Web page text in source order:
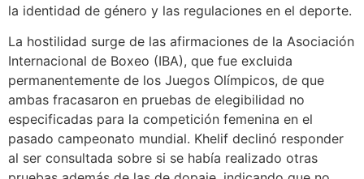
la identidad de género y las regulaciones en el deporte.
La hostilidad surge de las afirmaciones de la Asociación
Internacional de Boxeo (IBA), que fue excluida
permanentemente de los Juegos Olímpicos, de que
ambas fracasaron en pruebas de elegibilidad no
especificadas para la competición femenina en el
pasado campeonato mundial. Khelif declinó responder
al ser consultada sobre si se había realizado otras